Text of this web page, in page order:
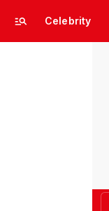
Celebrity